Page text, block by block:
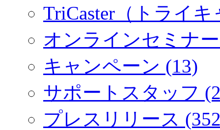
TriCaster（トライ
オンラインセミナ
キャンペーン (13)
サポートスタッフ
プレスリリース